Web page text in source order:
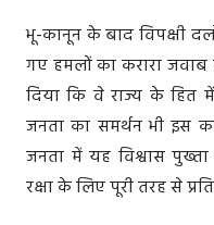
भू-कानून के बाद विपक्षी
गए हमलों का करारा जवाब
दिया कि वे राज्य के हित
जनता का समर्थन भी इस
जनता में यह विश्वास
रक्षा के लिए पूरी तरह से